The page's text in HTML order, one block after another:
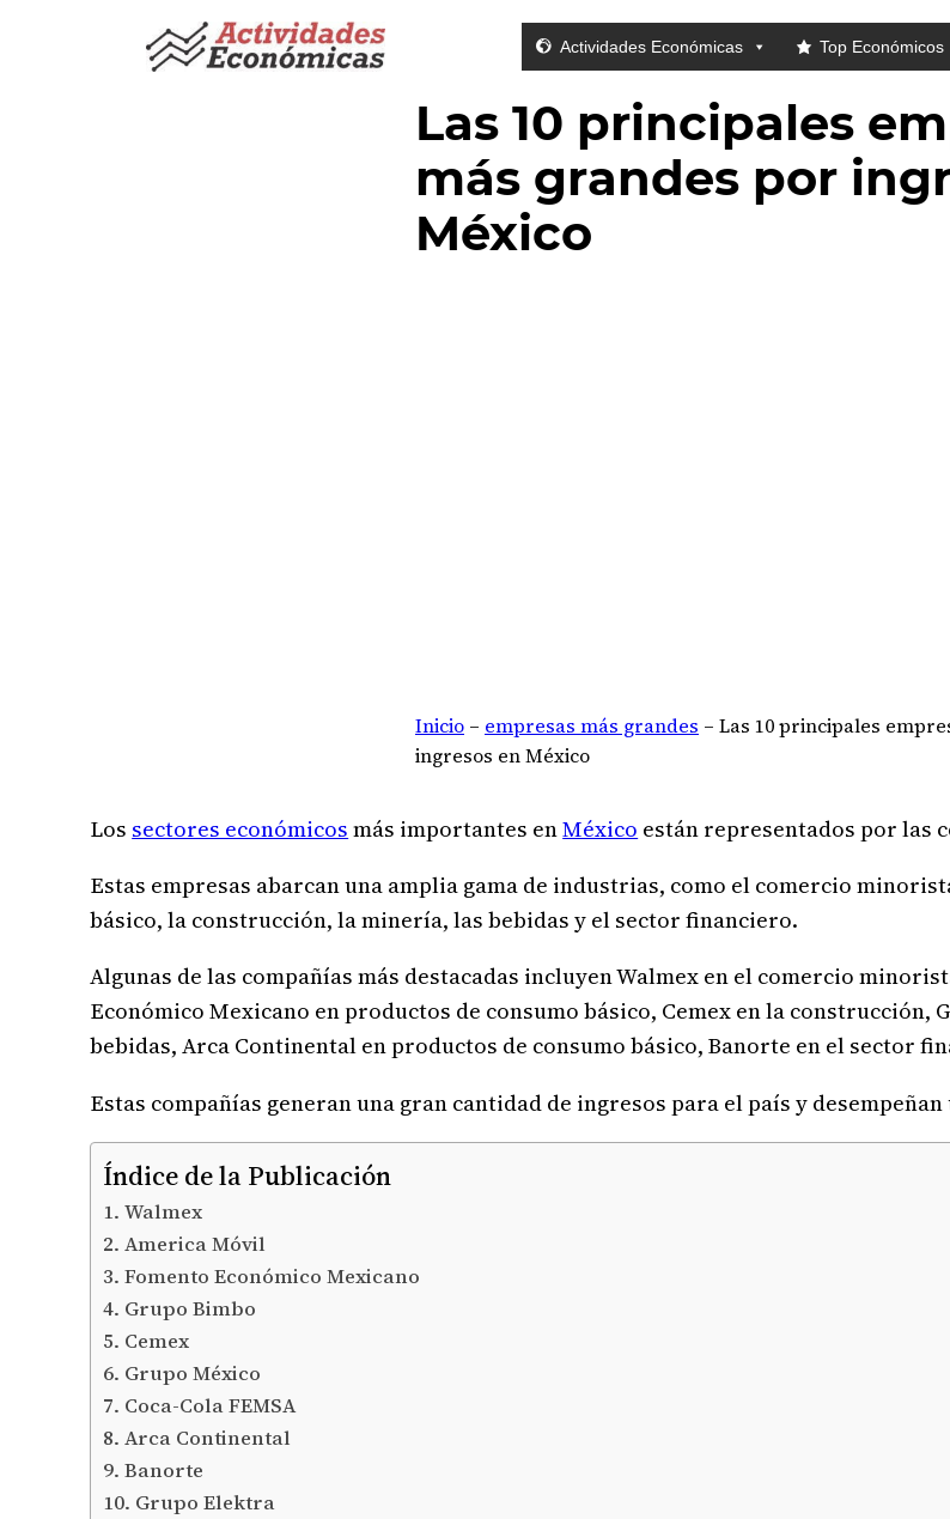
Actividades Económicas Top Económicos
Las 10 principales
más grandes por
México
Inicio – empresas más grandes – Las 10 principales
ingresos en México
Los sectores económicos más importantes enMéxico están representados por las
Estas empresas abarcan una amplia gama de industrias, como el comercio
básico, la construcción, la minería, las bebidas y el sector financiero.
Algunas de las compañías más destacadas incluyen Walmex en el comercio
Económico Mexicano en productos de consumo básico, Cemex en la construcción,
bebidas, Arca Continental en productos de consumo básico, Banorte en el sector
Estas compañías generan una gran cantidad de ingresos para el país y
Índice de la Publicación
1. Walmex
2. America Móvil
3. Fomento Económico Mexicano
4. Grupo Bimbo
5. Cemex
6. Grupo México
7. Coca-Cola FEMSA
8. Arca Continental
9. Banorte
10. Grupo Elektra